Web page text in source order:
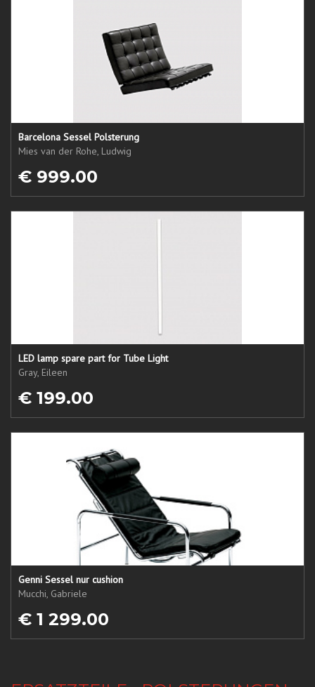
Barcelona Sessel Polsterung
Mies van der Rohe, Ludwig
€ 999.00
LED lamp spare part for Tube Light
Gray, Eileen
€ 199.00
Genni Sessel nur cushion
Mucchi, Gabriele
€ 1 299.00